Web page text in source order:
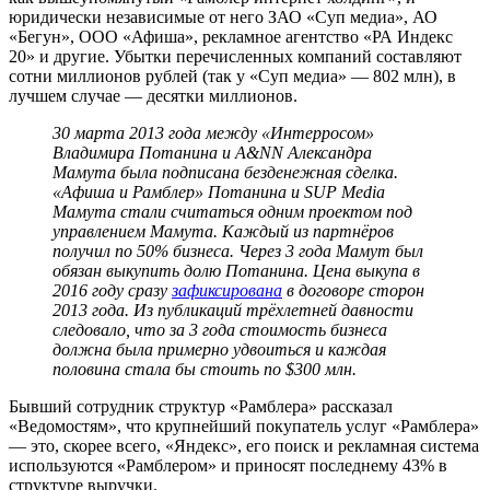
юридически независимые от него ЗАО «Суп медиа», АО
«Бегун», ООО «Афиша», рекламное агентство «РА Индекс
20» и другие. Убытки перечисленных компаний составляют
сотни миллионов рублей (так у «Суп медиа» — 802 млн), в
лучшем случае — десятки миллионов.
30 марта 2013 года между «Интерросом»
Владимира Потанина и A&NN Александра
Мамута была подписана безденежная сделка.
«Афиша и Рамблер» Потанина и SUP Media
Мамута стали считаться одним проектом под
управлением Мамута. Каждый из партнёров
получил по 50% бизнеса. Через 3 года Мамут был
обязан выкупить долю Потанина. Цена выкупа в
2016 году сразузафиксирована в договоре сторон
2013 года. Из публикаций трёхлетней давности
следовало, что за 3 года стоимость бизнеса
должна была примерно удвоиться и каждая
половина стала бы стоить по $300 млн.
Бывший сотрудник структур «Рамблера» рассказал
«Ведомостям», что крупнейший покупатель услуг «Рамблера»
— это, скорее всего, «Яндекс», его поиск и рекламная система
используются «Рамблером» и приносят последнему 43% в
структуре выручки.